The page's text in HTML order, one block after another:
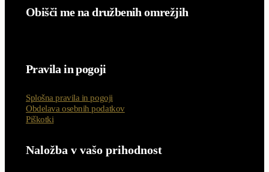
Obišči me na družbenih omrežjih
Pravila in pogoji
Splošna pravila in pogoji
Obdelava osebnih podatkov
Piškotki
Naložba v vašo prihodnost